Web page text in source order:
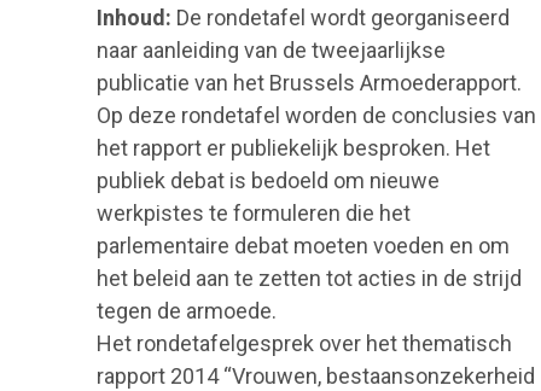
Inhoud: De rondetafel wordt georganiseerd
naar aanleiding van de tweejaarlijkse
publicatie van het Brussels Armoederapport.
Op deze rondetafel worden de conclusies van
het rapport er publiekelijk besproken. Het
publiek debat is bedoeld om nieuwe
werkpistes te formuleren die het
parlementaire debat moeten voeden en om
het beleid aan te zetten tot acties in de strijd
tegen de armoede.
Het rondetafelgesprek over het thematisch
rapport 2014 “Vrouwen, bestaansonzekerheid